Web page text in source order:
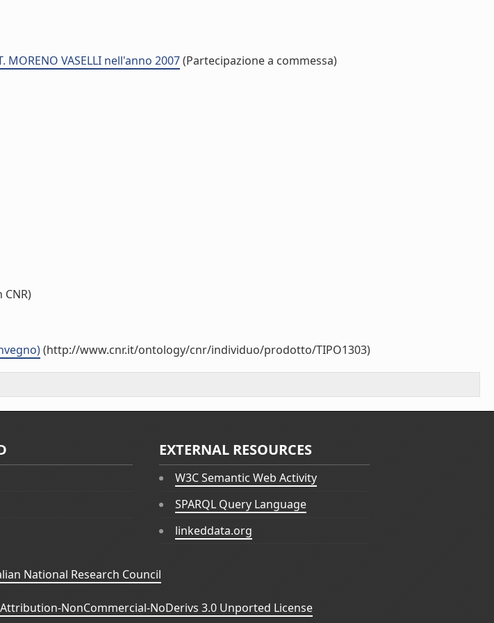
VASELLI nell'anno 2007(Partecipazione a commessa)
(http://www.cnr.it/ontology/cnr/individuo/prodotto/TIPO1303)
EXTERNAL RESOURCES
W3C Semantic Web Activity
SPARQL Query Language
linkeddata.org
National Research Council
NonCommercial-NoDerivs 3.0 Unported License